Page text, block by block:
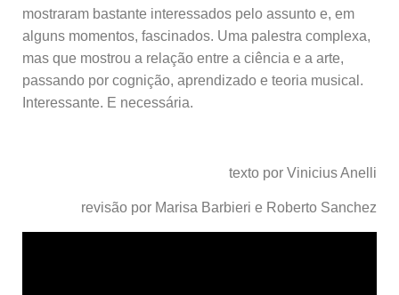
mostraram bastante interessados pelo assunto e, em
alguns momentos, fascinados. Uma palestra complexa,
mas que mostrou a relação entre a ciência e a arte,
passando por cognição, aprendizado e teoria musical.
Interessante. E necessária.
texto por Vinicius Anelli
revisão por Marisa Barbieri e Roberto Sanchez